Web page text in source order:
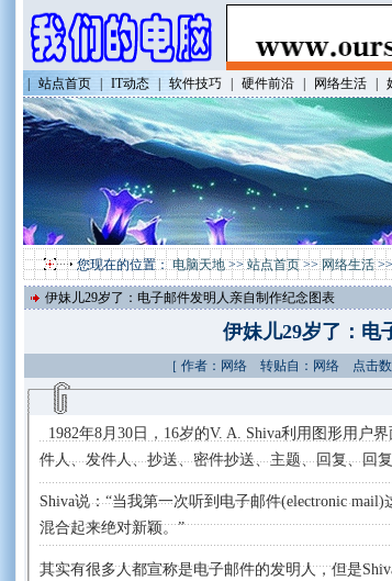
站点首页 IT动态 软件技巧 硬件前沿 网络生活
您现在的位置：电脑天地>>站点首页>>网络生活
伊妹儿29岁了：电子邮件发明人亲自制作纪念图表
伊妹儿29岁了：电
［ 作者：网络 转贴自：网络 点击
1982年8月30日，16岁的V. A. Shiva利用图形用户
件人、发件人、抄送、密件抄送、主题、回复、回
Shiva说：“当我第一次听到电子邮件(electronic
混合起来绝对新颖。”
其实有很多人都宣称是电子邮件的发明人，但是